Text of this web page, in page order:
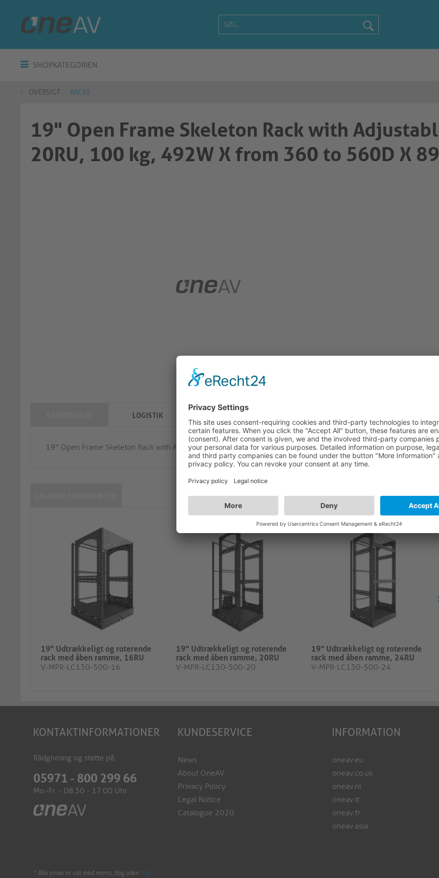
SHOPKATEGORIEN
OVERSIGT RACKS
19" Open Frame Skeleton Rack with
20RU, 100 kg, 492W X from 360 to 560D X
LOGISTIK
19" Open Frame Skeleton Rack with Adjustable Depth 20RU, 100 kg, 492W X from 360 to 560D X 896H
19" Udtrækkeligt og roterende
rack med åben ramme, 16RU
V-MPR-LC130-500-16
19" Udtrækkeligt og roterende
rack med åben ramme, 20RU
V-MPR-LC130-500-20
19" Udtrækkeligt og roterende
rack med åben ramme, 24RU
V-MPR-LC130-500-24
KONTAKTINFORMATIONER
Rådgivning og støtte på:
05971 - 800 299 66
Mo.-Fr. - 08:30 - 17:00 Uhr
KUNDESERVICE
News
About OneAV
Privacy Policy
Legal Notice
Catalogue 2020
INFORMATION
oneav.eu
oneav.co.uk
oneav.nl
oneav.it
oneav.fr
oneav.asia
* Alle priser er vist med moms, dog uden fragt